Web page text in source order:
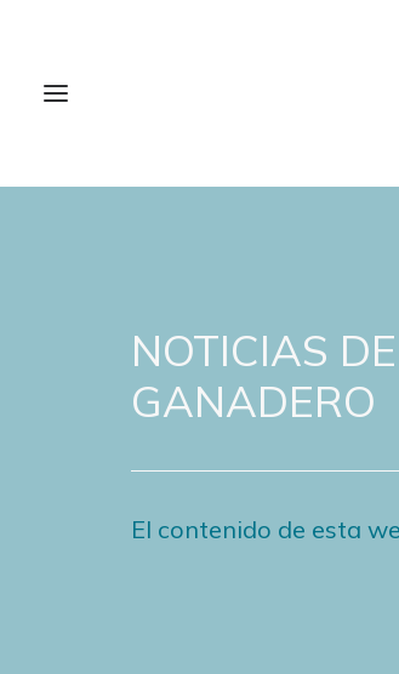
NOTICIAS
GANADERO
El contenido de esta